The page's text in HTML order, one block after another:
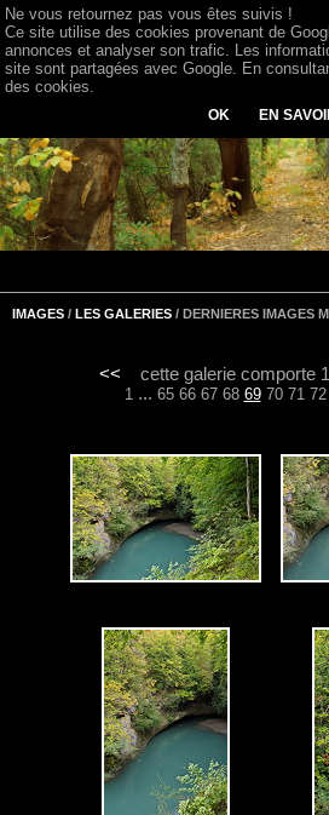
IMAGES / LES GALERIES / DERNIERES IMAGES
<< cette galerie comporte
1 ... 65 66 67 68 69 70 71 72
Ne vous retournez pas vous êtes suivis !
Ce site utilise des cookies provenant de
annonces et analyser son trafic. Les
site sont partagées avec Google. En
des cookies.
OK EN